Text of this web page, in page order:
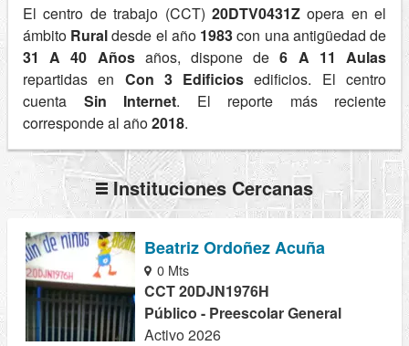
El centro de trabajo (CCT) 20DTV0431Zopera en el
ámbito Ruraldesde el año 1983con una antigüedad de
31 A 40 Añosaños, dispone de6 A 11 Aulas
repartidas en Con 3 Edificios edificios. El centro
cuenta Sin Internet. El reporte más reciente
corresponde al año2018.
Instituciones Cercanas
Beatriz Ordoñez Acuña
0 Mts
CCT 20DJN1976H
Público - Preescolar General
Activo 2026